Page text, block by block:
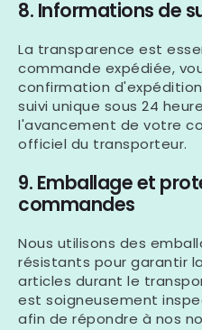
8. Informations de
La transparence est
commande expédiée,
confirmation
suivi unique sous 24
l'avancement de votre
officiel du transporteur.
9. Emballage et
commandes
Nous utilisons des
résistants pour garantir
articles durant le
est soigneusement
afin de répondre à nos